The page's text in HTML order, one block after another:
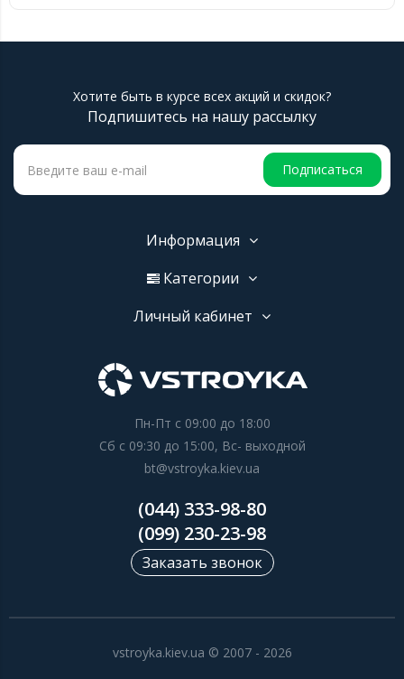
Хотите быть в курсе всех акций и скидок?
Подпишитесь на нашу рассылку
Подписаться
Информация
Категории
Личный кабинет
Пн-Пт с 09:00 до 18:00
Сб с 09:30 до 15:00, Вс- выходной
bt@vstroyka.kiev.ua
(044) 333-98-80
(099) 230-23-98
Заказать звонок
vstroyka.kiev.ua © 2007 - 2026